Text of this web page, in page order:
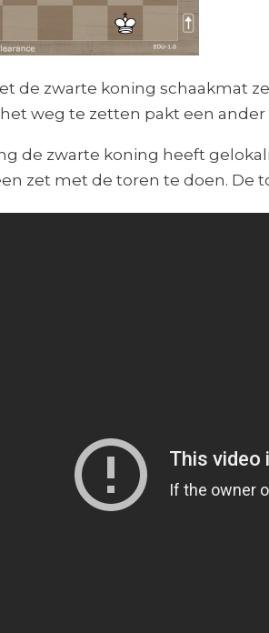
de zwarte koning schaakmat
weg te zetten pakt een
de zwarte koning heeft
zet met de toren te doen. De